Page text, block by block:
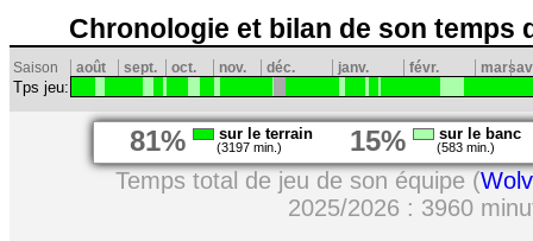
Chronologie et bilan de son temps
Saison août sept. oct. nov. déc. janv. févr. mars
Tps jeu:
81% sur le terrain
(3197 min.) 15% sur le banc
(583 min.)
Temps total de jeu de son équipe (
2025/2026 : 3960